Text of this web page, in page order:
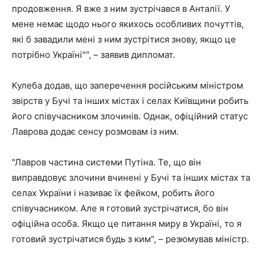
продовження. Я вже з ним зустрічався в Анталії. У
мене немає щодо нього якихось особливих почуттів,
які б завадили мені з ним зустрітися знову, якщо це
потрібно Україні"", – заявив дипломат.
Кулеба додав, що заперечення російським міністром
звірств у Бучі та інших містах і селах Київщини робить
його співучасником злочинів. Однак, офіційний статус
Лаврова додає сенсу розмовам із ним.
"Лавров частина системи Путіна. Те, що він
виправдовує злочини вчинені у Бучі та інших містах та
селах України і називає їх фейком, робить його
співучасником. Але я готовий зустрічатися, бо він
офіційна особа. Якщо це питання миру в Україні, то я
готовий зустрічатися будь з ким", – резюмував міністр.